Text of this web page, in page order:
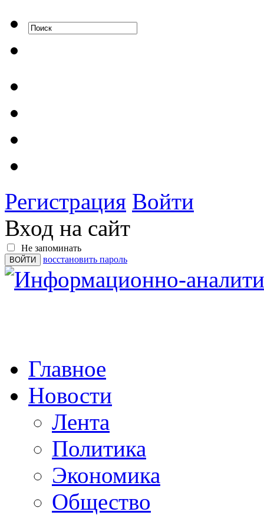
Регистрация Войти
Вход на сайт
Не запоминать
восстановить пароль
Главное
Новости
Лента
Политика
Экономика
Общество